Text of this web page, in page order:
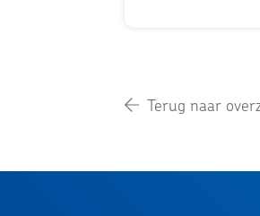
Terug naar